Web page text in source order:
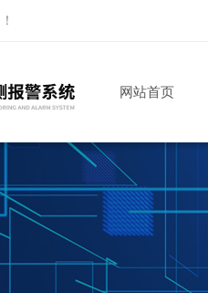
！
网站首页